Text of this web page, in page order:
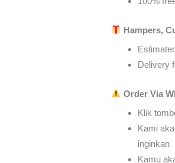
Hampers,
Delivery
Order Via
Klik
Kami
inginkan
Kamu